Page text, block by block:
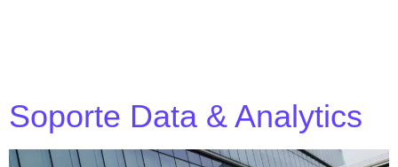
Soporte Data & Analytics